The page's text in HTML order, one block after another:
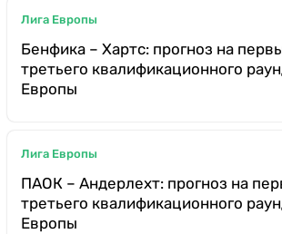
Лига Европы
Бенфика – Хартс: прогноз на
третьего квалификационного
Европы
Лига Европы
ПАОК – Андерлехт: прогноз на
третьего квалификационного
Европы